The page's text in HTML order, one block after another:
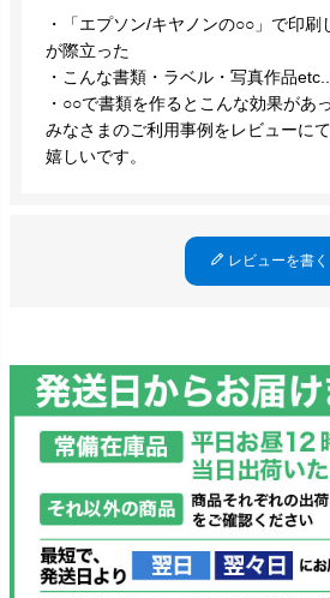
・「エプソン/キヤノンの○○」で印刷
が際立った
・こんな書類・ラベル・写真作品
・○○で書類を作るとこんな効果があ
みなさまのご利用事例をレビューに
嬉しいです。
レビューを書く